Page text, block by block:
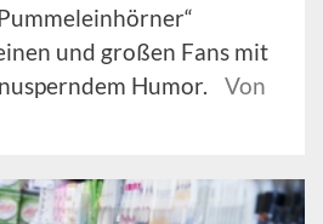
und großen Fans mit
Humor.
Von